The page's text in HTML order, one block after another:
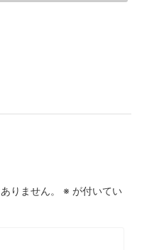
りません。 ※ が付いてい